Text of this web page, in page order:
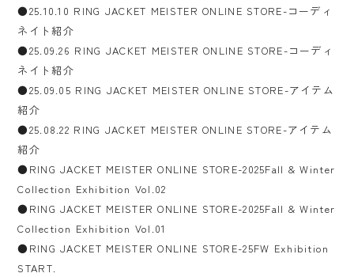
●25.10.10 RING JACKET MEISTER ONLINE STORE-コーディ
ネイト紹介
●25.09.26 RING JACKET MEISTER ONLINE STORE-コーディ
ネイト紹介
●25.09.05 RING JACKET MEISTER ONLINE STORE-アイテム
紹介
●25.08.22 RING JACKET MEISTER ONLINE STORE-アイテム
紹介
●RING JACKET MEISTER ONLINE STORE-2025Fall & Winter
Collection Exhibition Vol.02
●RING JACKET MEISTER ONLINE STORE-2025Fall & Winter
Collection Exhibition Vol.01
●RING JACKET MEISTER ONLINE STORE-25FW Exhibition
START.